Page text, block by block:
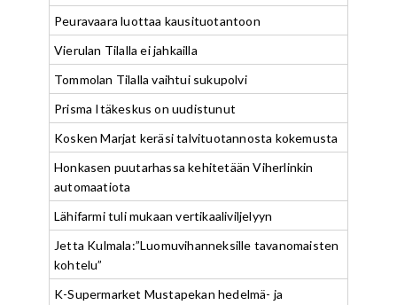
Peuravaara luottaa kausituotantoon
Vierulan Tilalla ei jahkailla
Tommolan Tilalla vaihtui sukupolvi
Prisma Itäkeskus on uudistunut
Kosken Marjat keräsi talvituotannosta kokemusta
Honkasen puutarhassa kehitetään Viherlinkin
automaatiota
Lähifarmi tuli mukaan vertikaaliviljelyyn
Jetta Kulmala:”Luomuvihanneksille tavanomaisten
kohtelu”
K-Supermarket Mustapekan hedelmä- ja